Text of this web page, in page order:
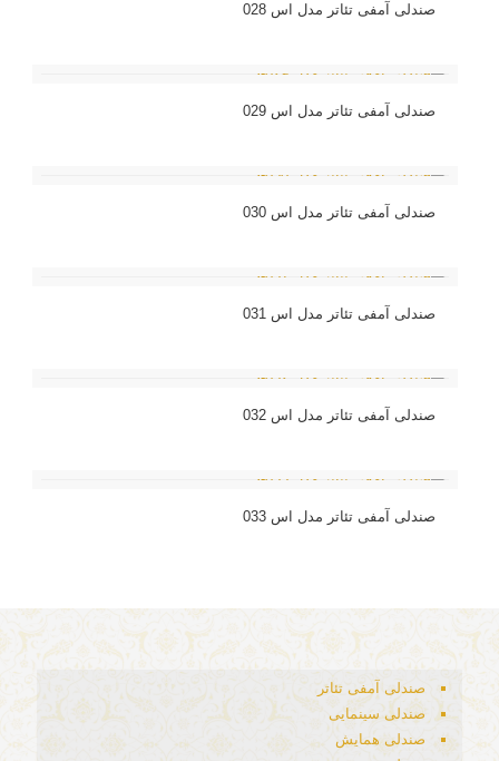
صندلی آمفی تئاتر مدل اس 028
صندلی آمفی تئاتر مدل اس 029
صندلی آمفی تئاتر مدل اس 030
صندلی آمفی تئاتر مدل اس 031
صندلی آمفی تئاتر مدل اس 032
صندلی آمفی تئاتر مدل اس 033
صندلی آمفی تئاتر
صندلی سینمایی
صندلی همایش